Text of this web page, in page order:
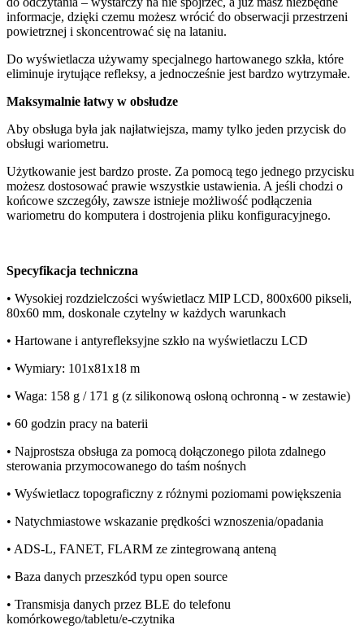
informacje, dzięki czemu możesz wrócić do obserwacji przestrzeni
powietrznej i skoncentrować się na lataniu.
Do wyświetlacza używamy specjalnego hartowanego szkła, które
eliminuje irytujące refleksy, a jednocześnie jest bardzo wytrzymałe.
Maksymalnie łatwy w obsłudze
Aby obsługa była jak najłatwiejsza, mamy tylko jeden przycisk do
obsługi wariometru.
Użytkowanie jest bardzo proste. Za pomocą tego jednego przycisku
możesz dostosować prawie wszystkie ustawienia. A jeśli chodzi o
końcowe szczegóły, zawsze istnieje możliwość podłączenia
wariometru do komputera i dostrojenia pliku konfiguracyjnego.
Specyfikacja techniczna
• Wysokiej rozdzielczości wyświetlacz MIP LCD, 800x600 pikseli,
80x60 mm, doskonale czytelny w każdych warunkach
• Hartowane i antyrefleksyjne szkło na wyświetlaczu LCD
• Wymiary: 101x81x18 m
• Waga: 158 g / 171 g (z silikonową osłoną ochronną - w zestawie)
• 60 godzin pracy na baterii
• Najprostsza obsługa za pomocą dołączonego pilota zdalnego
sterowania przymocowanego do taśm nośnych
• Wyświetlacz topograficzny z różnymi poziomami powiększenia
• Natychmiastowe wskazanie prędkości wznoszenia/opadania
• ADS-L, FANET, FLARM ze zintegrowaną anteną
• Baza danych przeszkód typu open source
• Transmisja danych przez BLE do telefonu
komórkowego/tabletu/e-czytnika